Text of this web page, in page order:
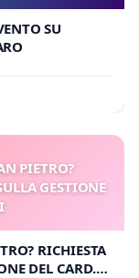
SU
PIETRO?
GESTIONE
RICHIESTA
DEL CARD.